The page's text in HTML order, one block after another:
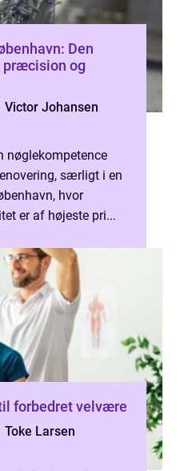
Den
og
Victor Johansen
nøglekompetence
særligt i en
hvor
er af højeste pri...
forbedret velvære
Toke Larsen